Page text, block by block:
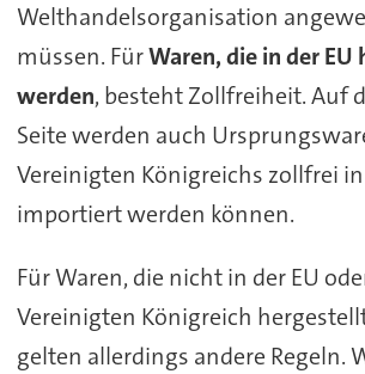
Welthandelsorganisation
müssen. FürWaren, die in der EU
werden, besteht Zollfreiheit. Auf
Seite werden auch
Vereinigten Königreichs zollfrei in
importiert werden können.
Für Waren, die nicht in der EU
Vereinigten Königreich
gelten allerdings andere Regeln.